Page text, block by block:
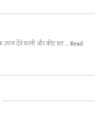
उपज देने वाली और कीट प्रत … Read